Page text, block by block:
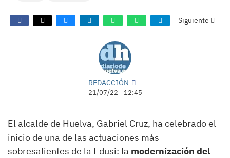
Siguiente
REDACCIÓN
21/07/22 - 12:45
El alcalde de Huelva, Gabriel Cruz, ha celebrado el
inicio de una de las actuaciones más
sobresalientes de la Edusi: la modernización del